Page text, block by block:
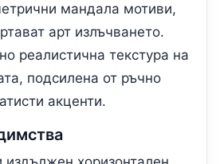
мандала мотиви,
арт излъчването.
реалистична текстура на
подсилена от ръчно
акценти.